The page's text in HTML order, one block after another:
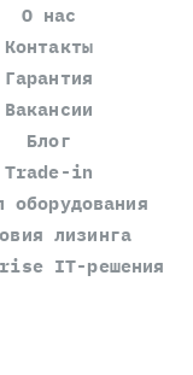
О нас
Контакты
Гарантия
Вакансии
Блог
Trade-in
оборудования
лизинга
IT-решения